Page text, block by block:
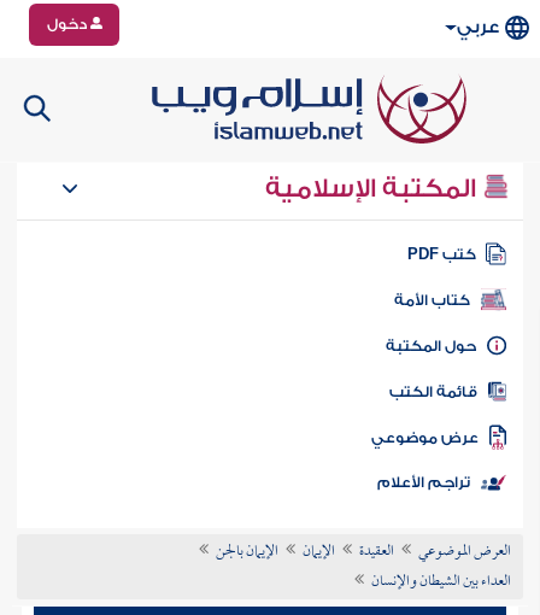
عربي دخول
المكتبة الإسلامية
كتب PDF
كتاب الأمة
المكتبة
الكتب
موضوعي
تراجم الأعلام
العرض الموضوعي العقيدة الإيمان
الإيمان بالجن
العداء بين الشيطان والإنسان